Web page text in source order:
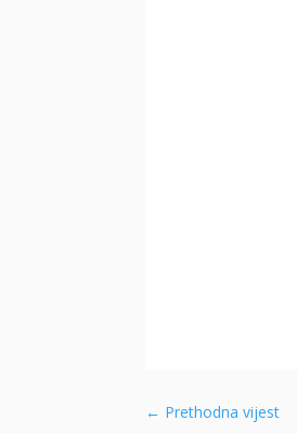
← Prethodna vijest